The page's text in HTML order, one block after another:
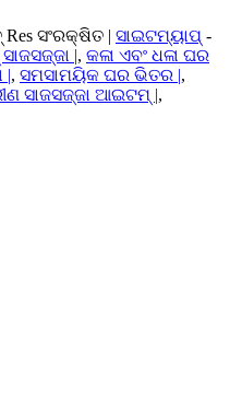
Res ସଂରକ୍ଷିତ | ସାଇଟମ୍ୟାପ୍ -
|, କଳା ଏବଂ ଧଳା ଘର
|, ସମସାମୟିକ ଘର ଭିତର |,
ସାଜସଜ୍ଜା ଆଇଟମ୍ |,